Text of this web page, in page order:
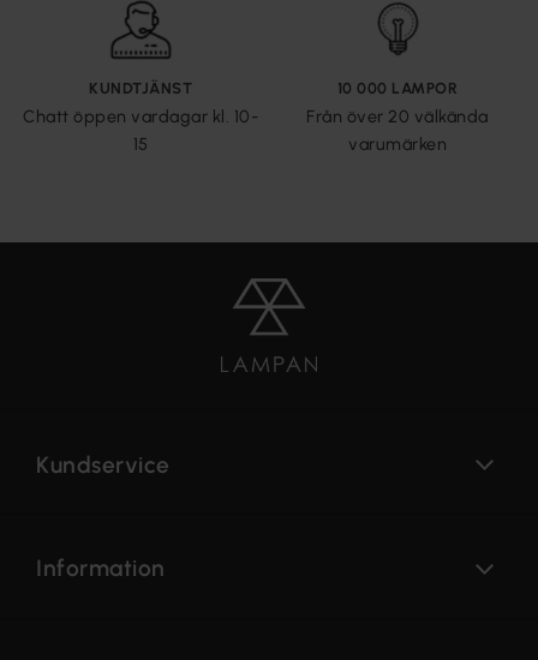
KUNDTJÄNST
Chatt öppen vardagar kl. 10-
15
10 000 LAMPOR
Från över 20 välkända
varumärken
Kundservice
Information